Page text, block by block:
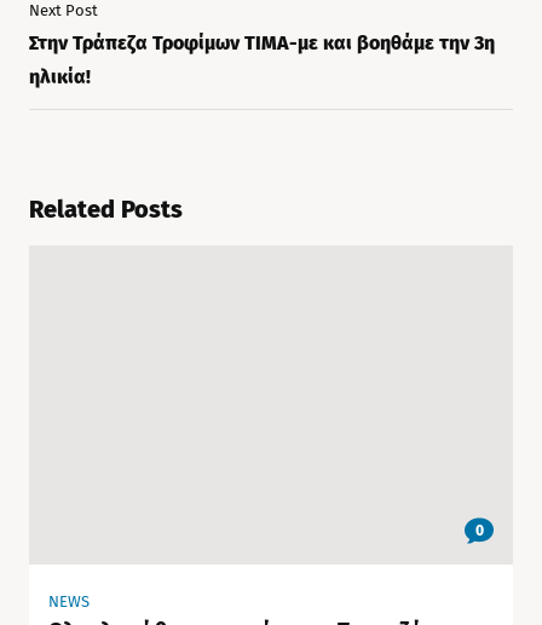
Next Post
Στην Τράπεζα Τροφίμων ΤΙΜΑ-με και βοηθάμε την 3η
ηλικία!
Related Posts
0
NEWS